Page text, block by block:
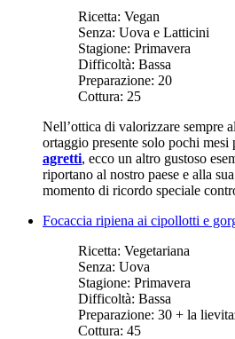
Ricetta: Vegan
Senza: Uova e Latticini
Stagione: Primavera
Difficoltà: Bassa
Preparazione: 20
Cottura: 25
Nell’ottica di valorizzare sempre
ortaggio presente solo pochi
agretti, ecco un altro gustoso
riportano al nostro paese e alla sua
momento di ricordo speciale
Focaccia ripiena ai cipollotti e
Ricetta: Vegetariana
Senza: Uova
Stagione: Primavera
Difficoltà: Bassa
Preparazione: 30 + la
Cottura: 45